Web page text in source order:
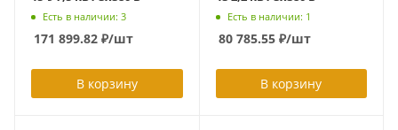
Есть в наличии: 3
171 899.82 ₽/шт
В корзину
Есть в наличии: 1
80 785.55₽/шт
В корзину